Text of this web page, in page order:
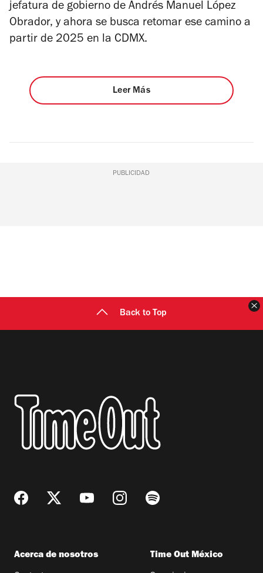
jefatura de gobierno de Andrés Manuel López
Obrador, y ahora se busca retomar ese camino a
partir de 2025 en la CDMX.
Leer Más
PUBLICIDAD
Back to Top
Acerca de nosotros Time Out México